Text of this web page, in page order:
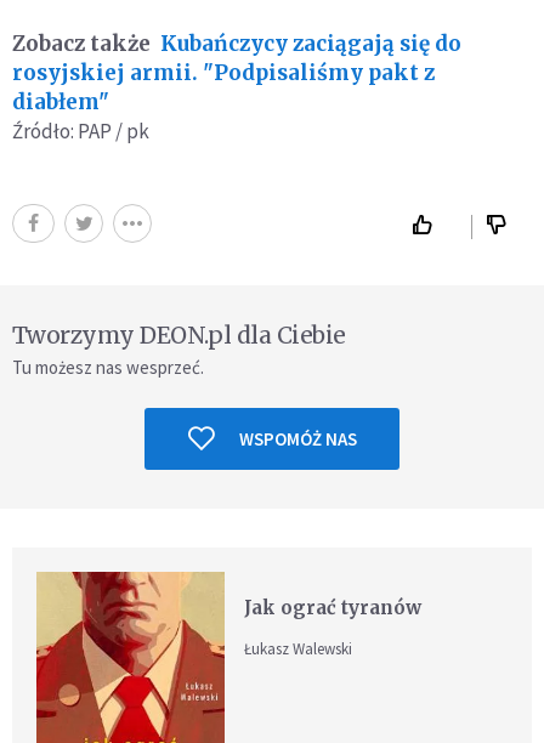
Zobacz także Kubańczycy zaciągają się do
rosyjskiej armii. "Podpisaliśmy pakt z
diabłem"
Źródło: PAP / pk
Tworzymy DEON.pl dla Ciebie
Tu możesz nas wesprzeć.
WSPOMÓŻ NAS
Jak ograć tyranów
Łukasz Walewski